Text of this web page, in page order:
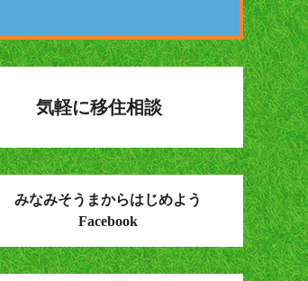
気軽に移住相談
みなみそうまからはじめよう
Facebook